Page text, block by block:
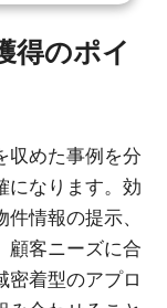
得のポイ
収めた事例を分
になります。効
情報の提示、
顧客ニーズに合
密着型のアプロ